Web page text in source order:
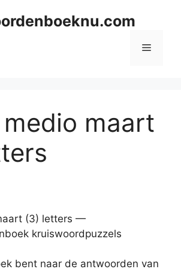
Menu
maart
(3) letters —
kruiswoordpuzzels
bent naar de antwoorden van